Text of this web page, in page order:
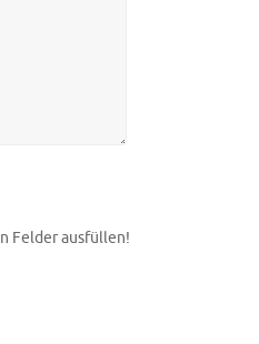
Felder ausfüllen!